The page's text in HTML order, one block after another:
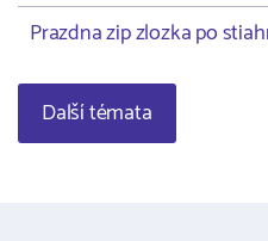
Prazdna zip zlozka po
Další témata